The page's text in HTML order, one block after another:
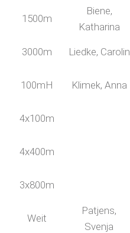
1500m
Biene,
Katharina
3000m Liedke, Carolin
100mH Klimek, Anna
4x100m
4x400m
3x800m
Weit
Patjens,
Svenja